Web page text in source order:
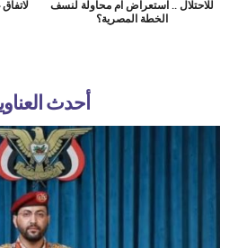
للاحتلال .. استعراض ام محاولة لنسف
الخطة المصرية؟
أحدث